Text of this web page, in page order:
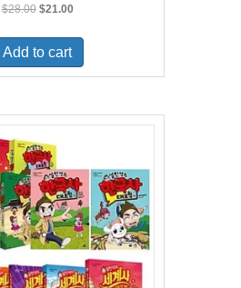
$28.00 Original
was:
$28.00.
$21.00Current
is:
$21.00.
Add to cart